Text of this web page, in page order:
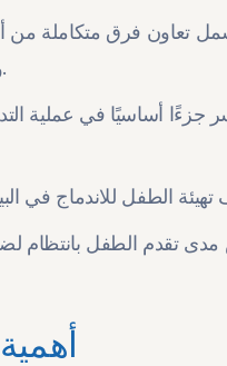
تعاون فرق متكاملة من
وأخصائيي التربية الخاصة لضمان دعم شامل للطفل.
جزءًا أساسيًا في عملية
تقدم الطفل بانتظام